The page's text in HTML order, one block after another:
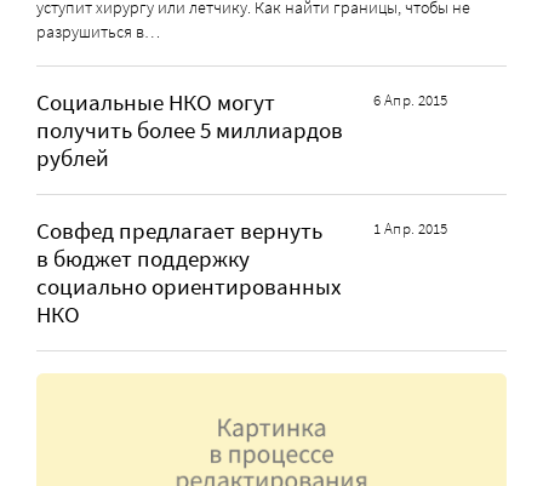
уступит хирургу или летчику. Как найти границы, чтобы не
разрушиться в…
Социальные НКО могут
получить более 5 миллиардов
рублей
6 Апр. 2015
Совфед предлагает вернуть
в бюджет поддержку
социально ориентированных
НКО
1 Апр. 2015